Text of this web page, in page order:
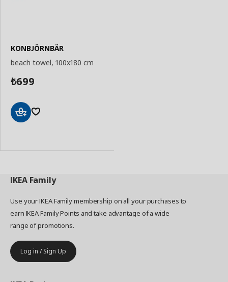
KONBJÖRNBÄR
beach towel, 100x180 cm
₺699
IKEA Family
Use your IKEA Family membership on all your purchases to
earn IKEA Family Points and take advantage of a wide
range of promotions.
Log in / Sign Up